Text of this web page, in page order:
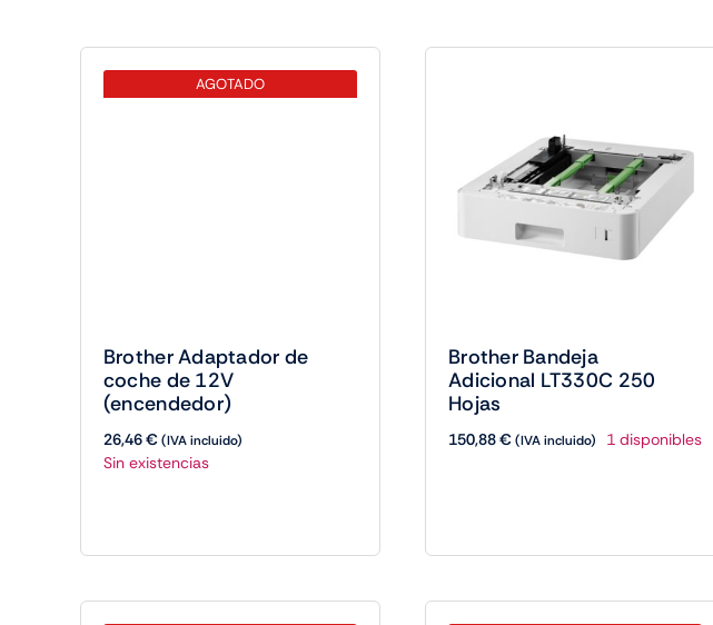
AGOTADO
Brother Bandeja
Adicional LT330C 250
Hojas
150,88€(IVA incluido) 1 disponibles